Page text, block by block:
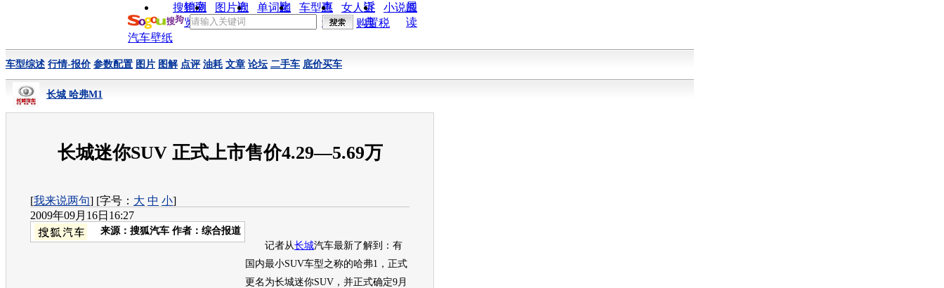
销商
询
比
惠
诉
展
搜狗浏
览器
图片欣
赏
单词翻
车型查
询
女人宝
典
小说阅
读
购置税
汽车壁纸
车型综述 行情-报价 参数配置 图片 图解 点评 油耗 文章 论坛 二手车 底价买车
长城 哈弗M1
长城迷你SUV 正式上市售价4.29—5.69万
[我来说两句] [字号： 大 中 小]
2009年09月16日16:27
来源： 搜狐汽车 作者：综合报道
记者从长城汽车最新了解到：有
国内最小SUV车型之称的哈弗1，正式
更名为长城迷你SUV，并正式确定9月